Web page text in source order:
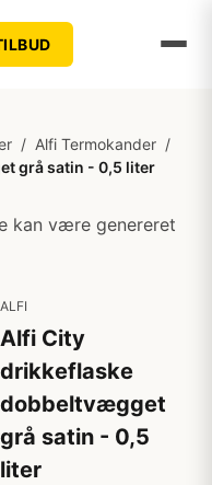
/ Alfi Termokander /
grå satin - 0,5 liter
kan være genereret
ALFI
Alfi City
drikkeflaske
dobbeltvægget
grå satin - 0,5
liter